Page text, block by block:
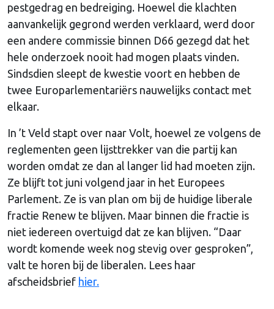
pestgedrag en bedreiging. Hoewel die klachten
aanvankelijk gegrond werden verklaard, werd door
een andere commissie binnen D66 gezegd dat het
hele onderzoek nooit had mogen plaats vinden.
Sindsdien sleept de kwestie voort en hebben de
twee Europarlementariërs nauwelijks contact met
elkaar.
In ’t Veld stapt over naar Volt, hoewel ze volgens de
reglementen geen lijsttrekker van die partij kan
worden omdat ze dan al langer lid had moeten zijn.
Ze blijft tot juni volgend jaar in het Europees
Parlement. Ze is van plan om bij de huidige liberale
fractie Renew te blijven. Maar binnen die fractie is
niet iedereen overtuigd dat ze kan blijven. “Daar
wordt komende week nog stevig over gesproken”,
valt te horen bij de liberalen. Lees haar
afscheidsbrief hier.